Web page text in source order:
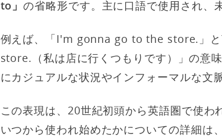
to」の省略形です。主に口語で使用され、
例えば、「I'm gonna go to the store.」
store.（私は店に行くつもりです）」の意
にカジュアルな状況やインフォーマルな文
この表現は、20世紀初頭から英語圏で使
いつから使われ始めたかについての詳細は